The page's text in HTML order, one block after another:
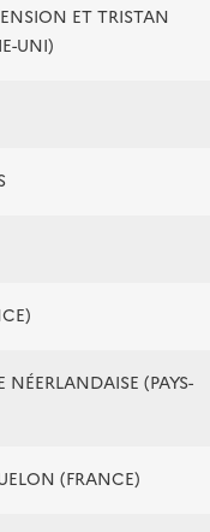
ET TRISTAN
UNI)
(PAYS-
(FRANCE)